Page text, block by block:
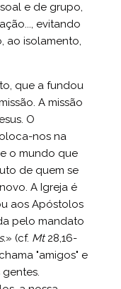
e de grupo,
evitando
ao isolamento,
que a fundou
A missão
O
nos na
o mundo que
de quem se
A Igreja é
aos Apóstolos
pelo mandato
» (cf. Mt28,16-
"amigos" e